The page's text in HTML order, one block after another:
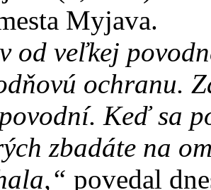
Myjava.
od veľkej
ochranu.
Keď sa
zbadáte na
povedal